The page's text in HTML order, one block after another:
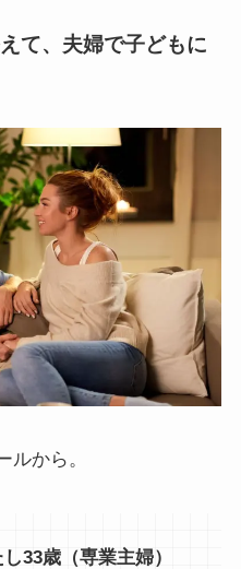
て、夫婦で子どもに
ルから。
33歳（専業主婦）